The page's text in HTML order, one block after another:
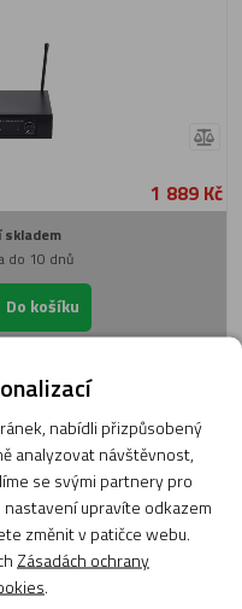
1 889 Kč
skladem
do 10 dnů
Do košíku
S1
nabídli přizpůsobený
analyzovat návštěvnost,
se svými partnery pro
nastavení upravíte odkazem
změnit v patičce webu.
Zásadách ochrany
.